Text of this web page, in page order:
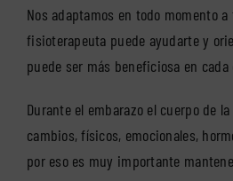
Nos adaptamos en todo momento
fisioterapeuta puede ayudarte y
puede ser más beneficiosa en cada
Durante el embarazo el cuerpo de
cambios, físicos, emocionales,
por eso es muy importante